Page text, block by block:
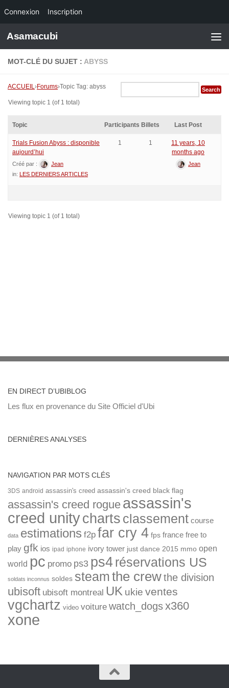
Connexion Inscription
Skip to content
Asamacubi
MOT-CLÉ DU SUJET : ABYSS
ACCUEIL›Forums›Topic Tag: abyss
Viewing topic 1 (of 1 total)
Topic Participants Billets Last Post
Trials Fusion Abyss : disponible
aujourd’hui
Créé par :
Jean
in: LES DERNIERS ARTICLES
1 1
11 years, 10
months ago
Jean
Viewing topic 1 (of 1 total)
EN DIRECT D’UBIBLOG
Les flux en provenance du Site Officiel d'Ubi
DERNIÈRES ANALYSES
NAVIGATION PAR MOTS CLÉS
3DS android assassin's creed assassin's creed black flag
assassin's creed rogue assassin's
creed unitycharts classement course
data estimations f2p far cry 4 fps france free to
play gfk ios ipad iphone ivory tower just dance 2015 mmo open
world pc promo ps3 ps4réservations US
soldats inconnus soldes steamthe crewthe division
ubisoft ubisoft montreal UK ukie ventes
vgchartz video voiture watch_dogsx360
xone